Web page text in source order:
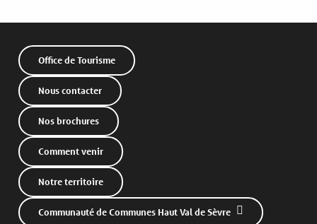
Office de Tourisme
Nous contacter
Nos brochures
Comment venir
Notre territoire
Communauté de Communes Haut Val de Sèvre